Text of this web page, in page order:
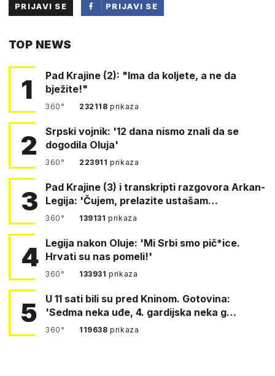
PRIJAVI SE
PRIJAVI SE
TOP NEWS
1
Pad Krajine (2): "Ima da koljete, a ne da
bježite!"
360° 232118prikaza
2
Srpski vojnik: '12 dana nismo znali da se
dogodila Oluja'
360° 223911prikaza
3
Pad Krajine (3) i transkripti razgovora Arkan-
Legija: 'Čujem, prelazite ustašam…
360° 139131prikaza
4 Legija nakon Oluje: 'Mi Srbi smo pič*ice.
Hrvati su nas pomeli!'
360° 133931prikaza
5
U 11 sati bili su pred Kninom. Gotovina:
'Sedma neka uđe, 4. gardijska neka g…
360° 119638prikaza